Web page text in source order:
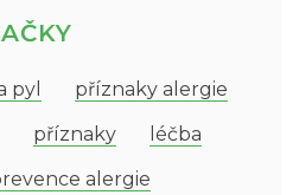
pyl
příznaky alergie
příznaky
léčba
alergie